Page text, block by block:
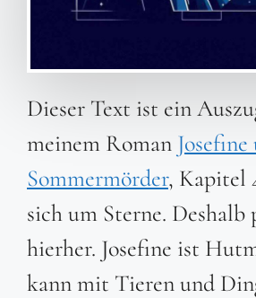
Dieser Text ist ein
meinem Roman
Sommermörder, Kapitel
sich um Sterne. Deshalb
hierher. Josefine ist
kann mit Tieren und